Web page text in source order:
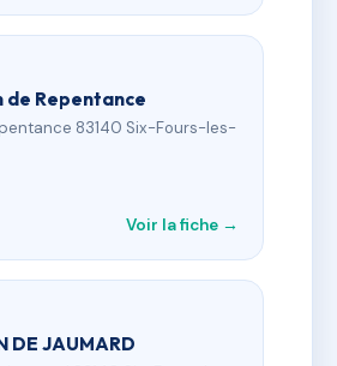
de Repentance
83140 Six-Fours-les-
Voir la fiche →
DE JAUMARD